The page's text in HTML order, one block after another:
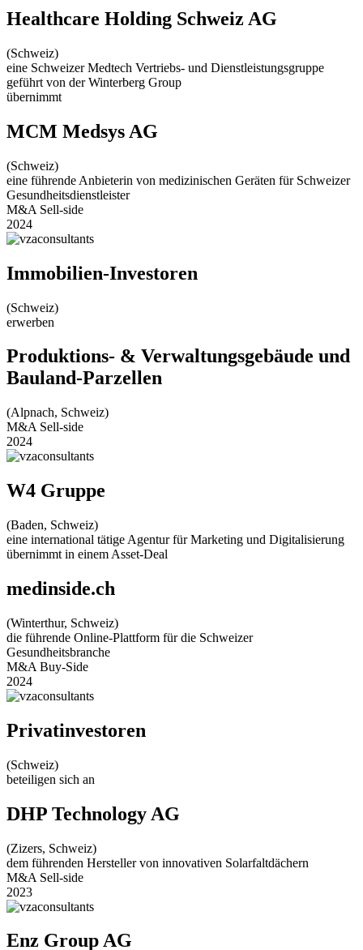
Healthcare Holding Schweiz AG
(Schweiz)
eine Schweizer Medtech Vertriebs- und Dienstleistungsgruppe
geführt von der Winterberg Group
übernimmt
MCM Medsys AG
(Schweiz)
eine führende Anbieterin von medizinischen Geräten für Schweizer
Gesundheitsdienstleister
M&A Sell-side
2024
Immobilien-Investoren
(Schweiz)
erwerben
Produktions- & Verwaltungsgebäude und
Bauland-Parzellen
(Alpnach, Schweiz)
M&A Sell-side
2024
W4 Gruppe
(Baden, Schweiz)
eine international tätige Agentur für Marketing und Digitalisierung
übernimmt in einem Asset-Deal
medinside.ch
(Winterthur, Schweiz)
die führende Online-Plattform für die Schweizer
Gesundheitsbranche
M&A Buy-Side
2024
Privatinvestoren
(Schweiz)
beteiligen sich an
DHP Technology AG
(Zizers, Schweiz)
dem führenden Hersteller von innovativen Solarfaltdächern
M&A Sell-side
2023
Enz Group AG